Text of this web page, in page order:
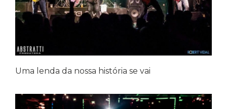
Uma lenda da nossa história se vai